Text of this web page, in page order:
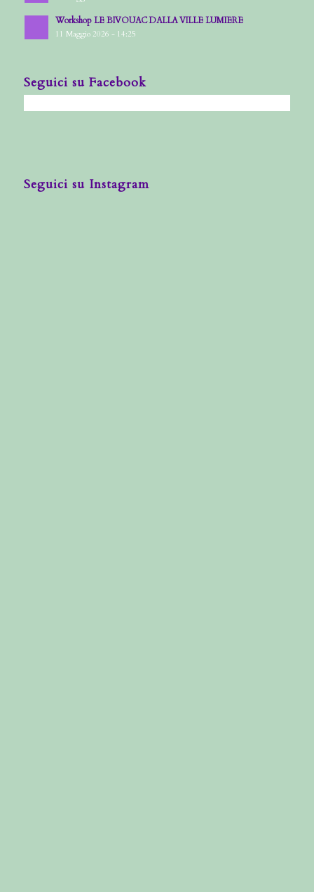
Workshop LE BIVOUAC DALLA VILLE LUMIERE
11 Maggio 2026 - 14:25
Seguici su Facebook
Seguici su Instagram